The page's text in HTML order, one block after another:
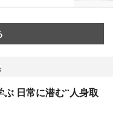
ぶ 日常に潜む“人身取